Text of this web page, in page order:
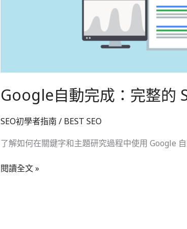
Google自動完成：完整的
SEO初學者指南 / BEST SEO
了解如何在關鍵字和主題研究過程中使用 Google
閱讀全文 »